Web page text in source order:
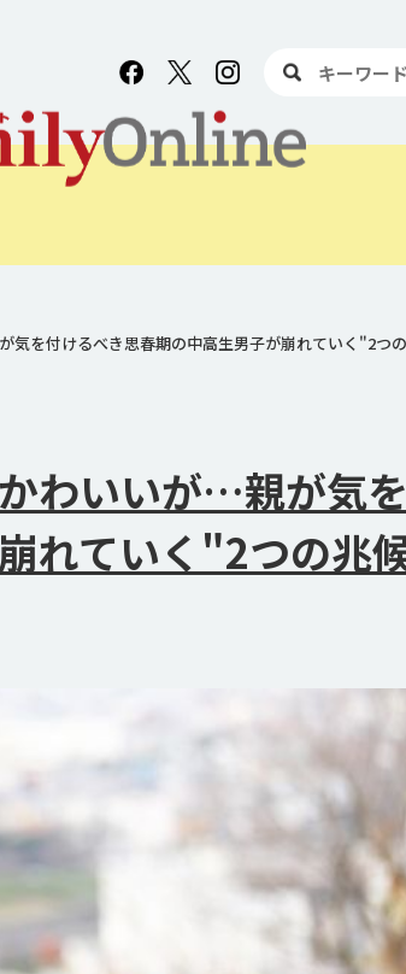
を付けるべき思春期の中高生男子が崩れていく"2つ
わいいが…親が気
れていく"2つの兆